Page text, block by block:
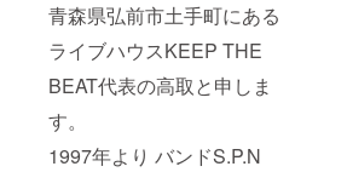
青森県弘前市土手町にある
ライブハウスKEEP THE
BEAT代表の高取と申しま
す。
1997年より バンドS.P.N